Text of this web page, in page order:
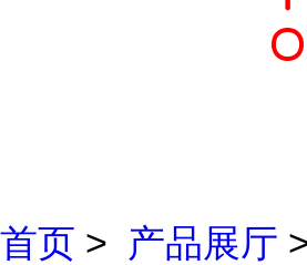
首页 > 产品展厅